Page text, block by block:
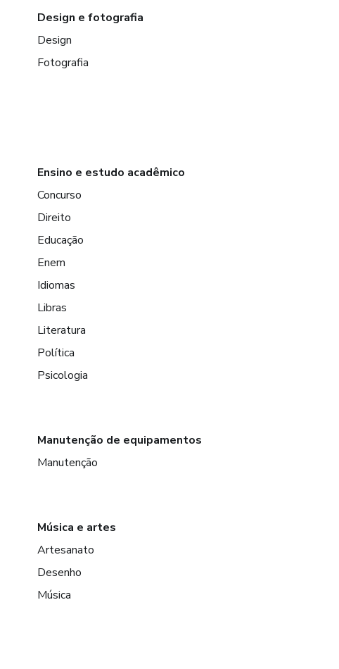
Design e fotografia
Design
Fotografia
Ensino e estudo acadêmico
Concurso
Direito
Educação
Enem
Idiomas
Libras
Literatura
Política
Psicologia
Manutenção de equipamentos
Manutenção
Música e artes
Artesanato
Desenho
Música